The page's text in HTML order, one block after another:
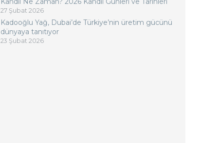
27 Şubat 2026
Kadooğlu Yağ, Dubai’de Türkiye’nin üretim gücünü
dünyaya tanıtıyor
23 Şubat 2026